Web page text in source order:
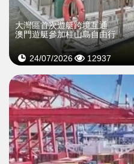
大灣區首次遊艇跨境互通
澳門遊艇參加桂山島自由行
24/07/2026 12937